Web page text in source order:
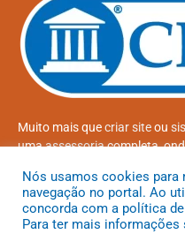
Muito mais quecriar siteou
umaassessoriacompleta,
atendidas.
Conheça oPNTPe oRadar
Nós usamos cookies para
navegação no portal. Ao
concorda com a política
Para ter mais